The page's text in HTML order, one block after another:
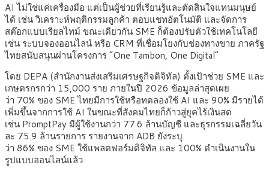
AI ไม่ใช่แค่เครื่องมือ แต่เป็นผู้ช่วยที่เรียนรู้และตัดสินใจแทนมนุษย์
ได้ เช่น วิเคราะห์พฤติกรรมลูกค้า ตอบแชทอัตโนมัติ และจัดการ
สต๊อกแบบเรียลไทม์ ขณะเดียวกัน SME ก็ต้องปรับตัวใช้เทคโนโลยี
เช่น ระบบจองออนไลน์ หรือ CRM ที่เชื่อมโยงกับช่องทางขาย ภาครัฐ
ไทยสนับสนุนผ่านโครงการ “One Tambon, One Digital”
โดย DEPA (สำนักงานส่งเสริมเศรษฐกิจดิจิทัล) ตั้งเป้าช่วย SME และ
เกษตรกรกว่า 15,000 ราย ภายในปี 2026 ข้อมูลล่าสุดเผย
ว่า 70% ของ SME ไทยมีการใช้หรือทดลองใช้ AI และ 90% มีรายได้
เพิ่มขึ้นจากการใช้ AI ในขณะที่สังคมไทยก็ก้าวสู่ยุคไร้เงินสด
เช่น PromptPay มีผู้ใช้งานกว่า 77.6 ล้านบัญชี และธุรกรรมเฉลี่ยวัน
ละ 75.9 ล้านรายการ รายงานจาก ADB ยังระบุ
ว่า 86% ของ SME ใช้แพลตฟอร์มดิจิทัล และ 100% ดำเนินงานใน
รูปแบบออนไลน์แล้ว